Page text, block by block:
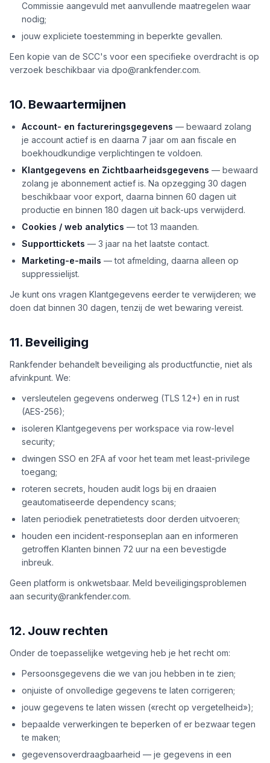
Commissie aangevuld met aanvullende maatregelen waar
nodig;
jouw expliciete toestemming in beperkte gevallen.
Een kopie van de SCC's voor een specifieke overdracht is op
verzoek beschikbaar via dpo@rankfender.com.
10. Bewaartermijnen
Account- en factureringsgegevens — bewaard zolang
je account actief is en daarna 7 jaar om aan fiscale en
boekhoudkundige verplichtingen te voldoen.
Klantgegevens en Zichtbaarheidsgegevens — bewaard
zolang je abonnement actief is. Na opzegging 30 dagen
beschikbaar voor export, daarna binnen 60 dagen uit
productie en binnen 180 dagen uit back-ups verwijderd.
Cookies / web analytics — tot 13 maanden.
Supporttickets — 3 jaar na het laatste contact.
Marketing-e-mails — tot afmelding, daarna alleen op
suppressielijst.
Je kunt ons vragen Klantgegevens eerder te verwijderen; we
doen dat binnen 30 dagen, tenzij de wet bewaring vereist.
11. Beveiliging
Rankfender behandelt beveiliging als productfunctie, niet als
afvinkpunt. We:
versleutelen gegevens onderweg (TLS 1.2+) en in rust
(AES-256);
isoleren Klantgegevens per workspace via row-level
security;
dwingen SSO en 2FA af voor het team met least-privilege
toegang;
roteren secrets, houden audit logs bij en draaien
geautomatiseerde dependency scans;
laten periodiek penetratietests door derden uitvoeren;
houden een incident-responseplan aan en informeren
getroffen Klanten binnen 72 uur na een bevestigde
inbreuk.
Geen platform is onkwetsbaar. Meld beveiligingsproblemen
aan security@rankfender.com.
12. Jouw rechten
Onder de toepasselijke wetgeving heb je het recht om:
Persoonsgegevens die we van jou hebben in te zien;
onjuiste of onvolledige gegevens te laten corrigeren;
jouw gegevens te laten wissen («recht op vergetelheid»);
bepaalde verwerkingen te beperken of er bezwaar tegen
te maken;
gegevensoverdraagbaarheid — je gegevens in een